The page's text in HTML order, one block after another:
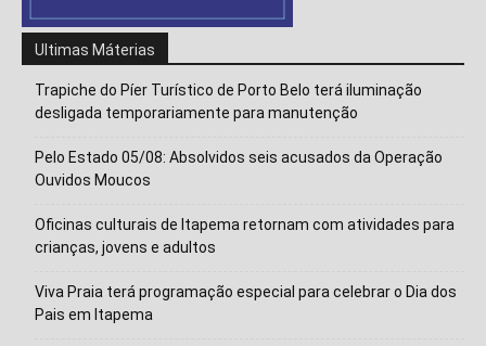
Ultimas Máterias
Trapiche do Píer Turístico de Porto Belo terá iluminação
desligada temporariamente para manutenção
Pelo Estado 05/08: Absolvidos seis acusados da Operação
Ouvidos Moucos
Oficinas culturais de Itapema retornam com atividades para
crianças, jovens e adultos
Viva Praia terá programação especial para celebrar o Dia dos
Pais em Itapema
Isso vai fechar em14segundos